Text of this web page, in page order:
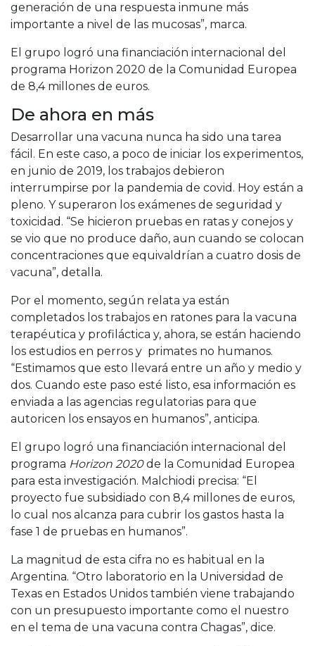
generación de una respuesta inmune más
importante a nivel de las mucosas”, marca.
El grupo logró una financiación internacional del
programa Horizon 2020 de la Comunidad Europea
de 8,4 millones de euros.
De ahora en más
Desarrollar una vacuna nunca ha sido una tarea
fácil. En este caso, a poco de iniciar los experimentos,
en junio de 2019, los trabajos debieron
interrumpirse por la pandemia de covid. Hoy están a
pleno. Y superaron los exámenes de seguridad y
toxicidad. “Se hicieron pruebas en ratas y conejos y
se vio que no produce daño, aun cuando se colocan
concentraciones que equivaldrían a cuatro dosis de
vacuna”, detalla.
Por el momento, según relata ya están
completados los trabajos en ratones para la vacuna
terapéutica y profiláctica y, ahora, se están haciendo
los estudios en perros y primates no humanos.
“Estimamos que esto llevará entre un año y medio y
dos. Cuando este paso esté listo, esa información es
enviada a las agencias regulatorias para que
autoricen los ensayos en humanos”, anticipa.
El grupo logró una financiación internacional del
programa Horizon 2020de la Comunidad Europea
para esta investigación. Malchiodi precisa: “El
proyecto fue subsidiado con 8,4 millones de euros,
lo cual nos alcanza para cubrir los gastos hasta la
fase 1 de pruebas en humanos”.
La magnitud de esta cifra no es habitual en la
Argentina. “Otro laboratorio en la Universidad de
Texas en Estados Unidos también viene trabajando
con un presupuesto importante como el nuestro
en el tema de una vacuna contra Chagas”, dice.